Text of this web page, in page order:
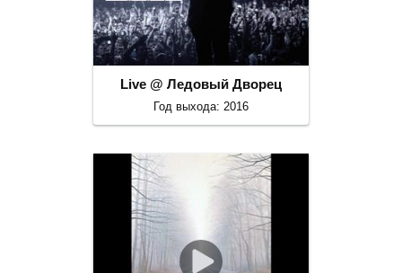
Live @ Ледовый Дворец
Год выхода: 2016